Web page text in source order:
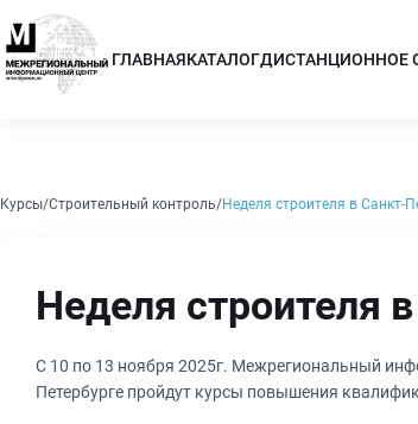
ГЛАВНАЯКАТАЛОГДИСТАНЦИОННОЕ
Курсы Строительный контроль Неделя строителя в Санкт-
Неделя строителя
С 10 по 13 ноября 2025г. Межрегиональный
Петербурге пройдут курсы повышения